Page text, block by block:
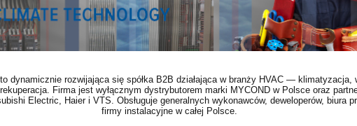
dynamicznie rozwijająca się spółka B2B działająca w branży HVAC — klimatyzacja,
Firma jest wyłącznym dystrybutorem marki MYCOND w Polsce oraz
Electric, Haier i VTS. Obsługuje generalnych wykonawców, deweloperów, biura
firmy instalacyjne w całej Polsce.